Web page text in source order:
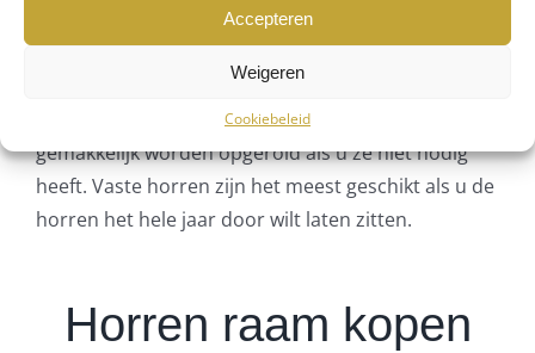
Accepteren
Weigeren
Cookiebeleid
bijvoorbeeld kiezen voor plissé horren, rolhorren
of vaste horren. Plissé horren zijn erg handig
omdat deze ingeklapt kunnen worden als u ze niet
nodig heeft. Rolhorren zijn erg effectief en kunnen
gemakkelijk worden opgerold als u ze niet nodig
heeft. Vaste horren zijn het meest geschikt als u de
horren het hele jaar door wilt laten zitten.
Horren raam kopen